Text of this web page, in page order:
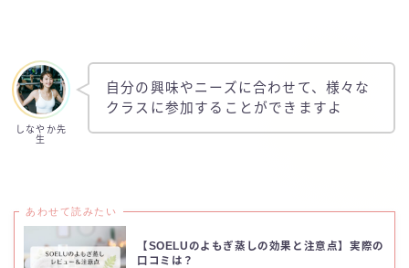
しなやか先
生
自分の興味やニーズに合わせて、様々な
クラスに参加することができますよ
あわせて読みたい
【SOELUのよもぎ蒸しの効果と注意点】実際の
口コミは？